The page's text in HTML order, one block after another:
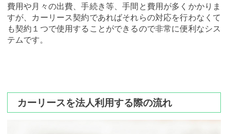
費用や月々の出費、手続き等、手間と費用が多くかかりま
すが、カーリース契約であればそれらの対応を行わなくて
も契約１つで使用することができるので非常に便利なシス
テムです。
カーリースを法人利用する際の流れ